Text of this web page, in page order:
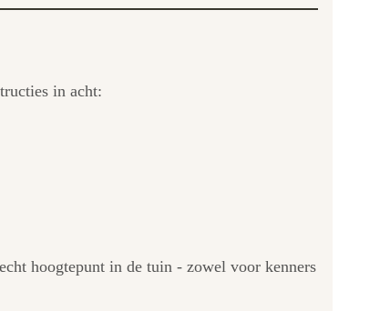
in acht:
hoogtepunt in de tuin - zowel voor kenners